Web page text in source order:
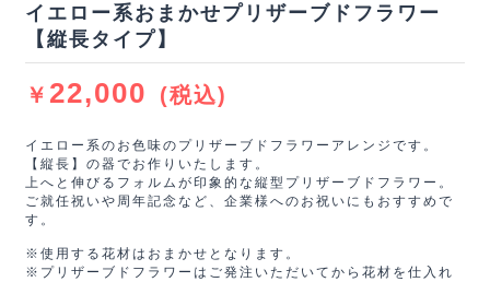
イエロー系おまかせプリザーブドフラワー
【縦長タイプ】
￥ 22,000 (税込)
イエロー系のお色味のプリザーブドフラワーアレンジです。
【縦長】の器でお作りいたします。
上へと伸びるフォルムが印象的な縦型プリザーブドフラワー。
ご就任祝いや周年記念など、企業様へのお祝いにもおすすめで
す。
※使用する花材はおまかせとなります。
※プリザーブドフラワーはご発注いただいてから花材を仕入れ